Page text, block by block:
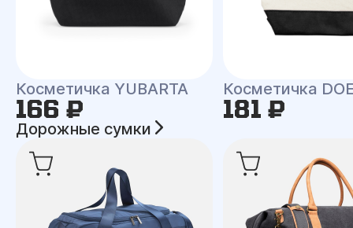
Косметичка YUBARTA
166 ₽
Косметичка
181 ₽
Дорожные сумки